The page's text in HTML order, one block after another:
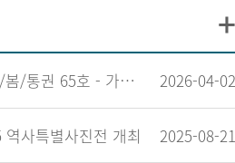
+
<<솔향강릉>> 2026년/봄/통권 65호 - 가톨릭관동대학교 박물관 소개 2026-04-02
사특별사진전 개최 2025-08-21